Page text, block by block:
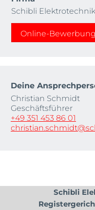
Schibli
Online-Bewerbung
Deine
Christian Schmidt
Geschäftsführer
+49 351 453 86 01
Schibli